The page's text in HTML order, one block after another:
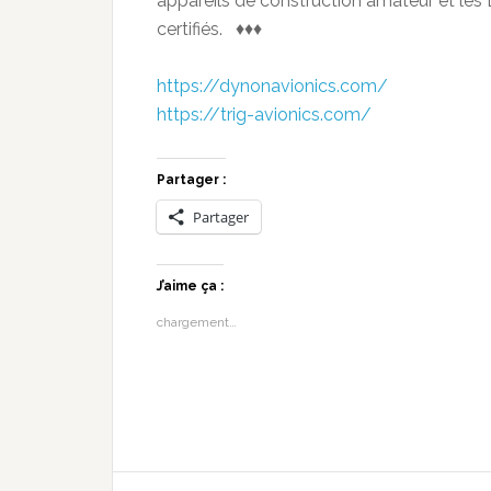
certifiés. ♦♦♦
https://dynonavionics.com/
https://trig-avionics.com/
Partager :
Partager
J’aime ça :
chargement…